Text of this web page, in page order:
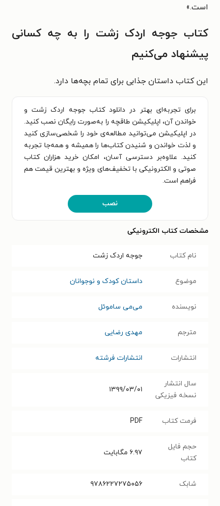
است.»
کتاب جوجه اردک زشت را به چه کسانی
پیشنهاد می‌کنیم
این کتاب داستان جذابی برای تمام بچه‌ها دارد.
برای تجربه‌ای بهتر در دانلود کتاب جوجه اردک زشت و
خواندن آن، اپلیکیشن طاقچه را به‌صورت رایگان نصب کنید.
در اپلیکیشن می‌توانید مطالعه‌ی خود را شخصی‌سازی کنید
و لذت خواندن و شنیدن کتاب‌ها را همیشه و همه‌جا تجربه
کنید. علاوه‌بر دسترسی آسان، امکان خرید هزاران کتاب
صوتی و الکترونیکی با تخفیف‌های ویژه و بهترین قیمت هم
فراهم است.
نصب
مشخصات کتاب الکترونیکی
نام کتاب جوجه اردک زشت
موضوع داستان کودک و نوجوانان
نویسنده می‌می‌ ساموئل
مترجم مهدی رضایی
انتشارات انتشارات فرشته
سال انتشار
نسخه فیزیکی
۱۳۹۹/۰۳/۰۱
فرمت کتاب PDF
حجم فایل
کتاب
۶.۹۷ مگابایت
شابک ۹۷۸۶۲۲۷۲۷۵۰۵۶